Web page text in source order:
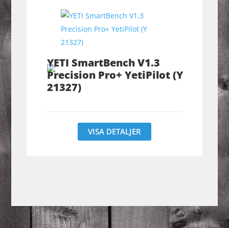
YETI SmartBench V1.3
Precision Pro+ YetiPilot (Y
21327)
VISA DETALJER